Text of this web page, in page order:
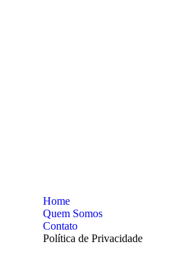
Home
Quem Somos
Contato
Política de Privacidade